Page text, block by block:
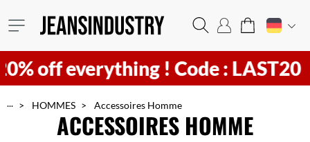
!Code : LAST20 ! Hurry21h
... HOMMES Accessoires Homme
ACCESSOIRES HOMME